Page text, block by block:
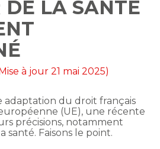
DE LA SANTÉ
à jour 21 mai 2025)
adaptation du droit français
(UE), une récente
précisions, notamment
santé. Faisons le point.